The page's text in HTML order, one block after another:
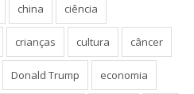
china ciência
crianças cultura câncer
Donald Trump economia